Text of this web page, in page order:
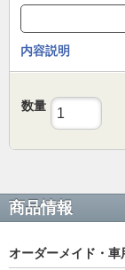
内容説明
数量
商品情報
オーダーメイド・